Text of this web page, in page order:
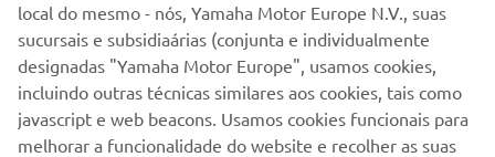
podem ser utilizadas para fins comerciais ou não comerciais
sem o consentimento prévio por escrito da Yamaha Motor
Europe N.V. e/ou da Yamaha Motor Co., Ltd.
Conduza sempre de forma segura e cumpra toda a legislação
rodoviária local.
local do mesmo - nós, Yamaha Motor Europe N.V., suas
sucursais e subsidiaárias (conjunta e individualmente
designadas "Yamaha Motor Europe", usamos cookies,
incluindo outras técnicas similares aos cookies, tais como
javascript e web beacons. Usamos cookies funcionais para
melhorar a funcionalidade do website e recolher as suas